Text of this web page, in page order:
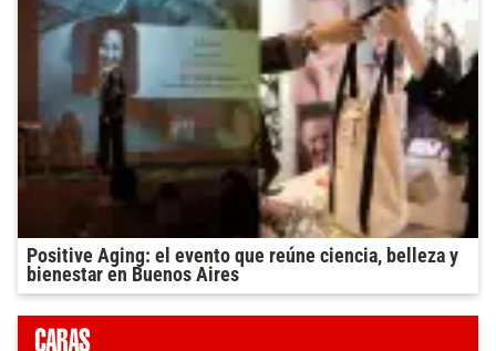
Positive Aging: el evento que reúne ciencia, belleza y
bienestar en Buenos Aires